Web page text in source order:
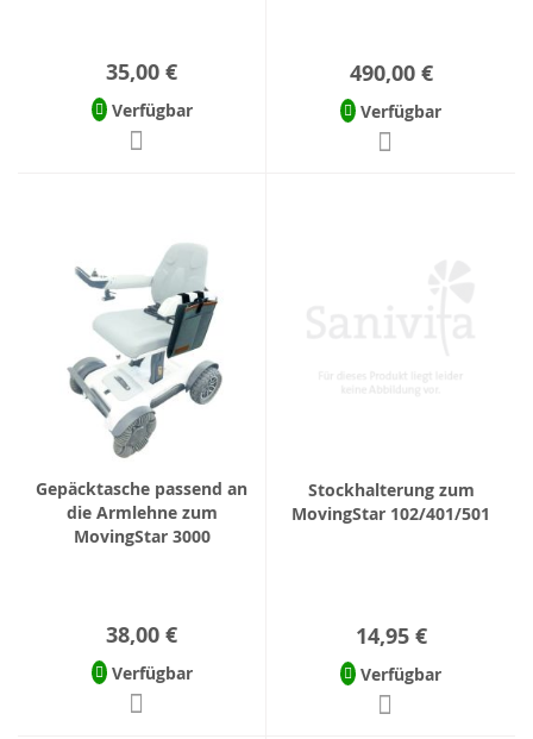
35,00 €
Verfügbar
490,00 €
Verfügbar
Gepäcktasche passend an
die Armlehne zum
MovingStar 3000
38,00 €
Verfügbar
Stockhalterung zum
MovingStar 102/401/501
14,95 €
Verfügbar